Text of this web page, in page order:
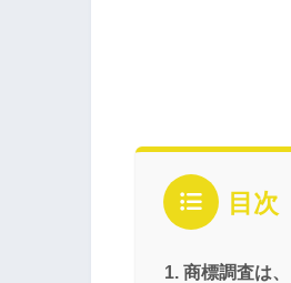
目次
商標調査は